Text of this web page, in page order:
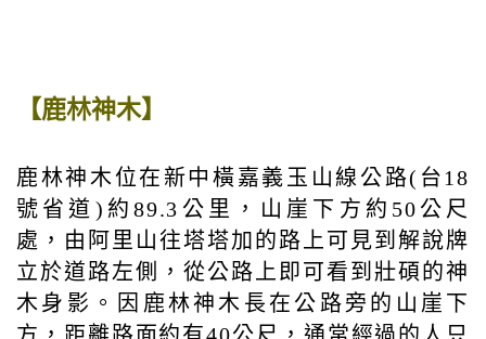
【鹿林神木】
鹿林神木位在新中橫嘉義玉山線公路(台18
號省道)約89.3公里，山崖下方約50公尺
處，由阿里山往塔塔加的路上可見到解說牌
立於道路左側，從公路上即可看到壯碩的神
木身影。因鹿林神木長在公路旁的山崖下